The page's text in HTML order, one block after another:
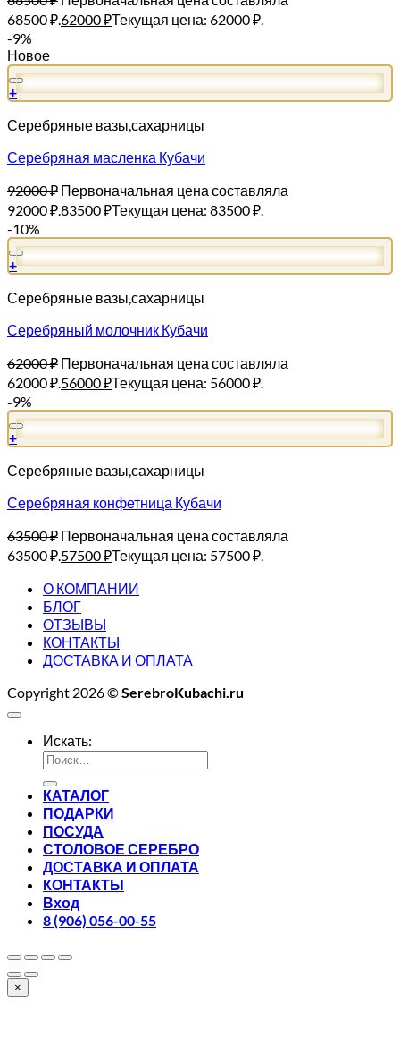
68500 ₽.62000₽Текущая цена: 62000 ₽.
-9%
Новое
+
Серебряные вазы,сахарницы
Серебряная масленка Кубачи
92000₽ Первоначальная цена составляла
92000 ₽.83500₽Текущая цена: 83500 ₽.
-10%
+
Серебряные вазы,сахарницы
Серебряный молочник Кубачи
62000₽ Первоначальная цена составляла
62000 ₽.56000₽Текущая цена: 56000 ₽.
-9%
+
Серебряные вазы,сахарницы
Серебряная конфетница Кубачи
63500₽ Первоначальная цена составляла
63500 ₽.57500₽Текущая цена: 57500 ₽.
О КОМПАНИИ
БЛОГ
ОТЗЫВЫ
КОНТАКТЫ
ДОСТАВКА И ОПЛАТА
Copyright 2026 ©SerebroKubachi.ru
Искать:
КАТАЛОГ
ПОДАРКИ
ПОСУДА
СТОЛОВОЕ СЕРЕБРО
ДОСТАВКА И ОПЛАТА
КОНТАКТЫ
Вход
8 (906) 056-00-55
×